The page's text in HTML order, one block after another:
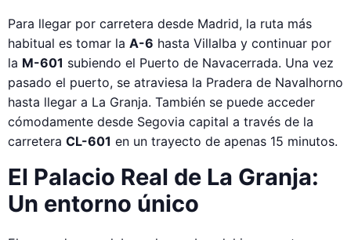
Para llegar por carretera desde Madrid, la ruta más
habitual es tomar la A-6 hasta Villalba y continuar por
la M-601 subiendo el Puerto de Navacerrada. Una vez
pasado el puerto, se atraviesa la Pradera de Navalhorno
hasta llegar a La Granja. También se puede acceder
cómodamente desde Segovia capital a través de la
carretera CL-601 en un trayecto de apenas 15 minutos.
El Palacio Real de La Granja:
Un entorno único